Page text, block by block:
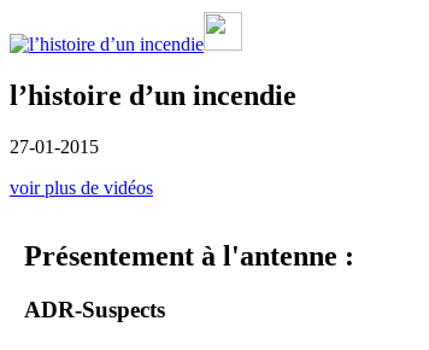
l’histoire d’un incendie
27-01-2015
voir plus de vidéos
Présentement à l'antenne :
ADR-Suspects